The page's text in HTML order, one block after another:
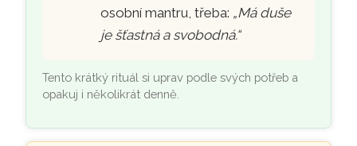
osobní mantru, třeba: „Má duše
je šťastná a svobodná.“
Tento krátký rituál si uprav podle svých potřeb a
opakuj i několikrát denně.